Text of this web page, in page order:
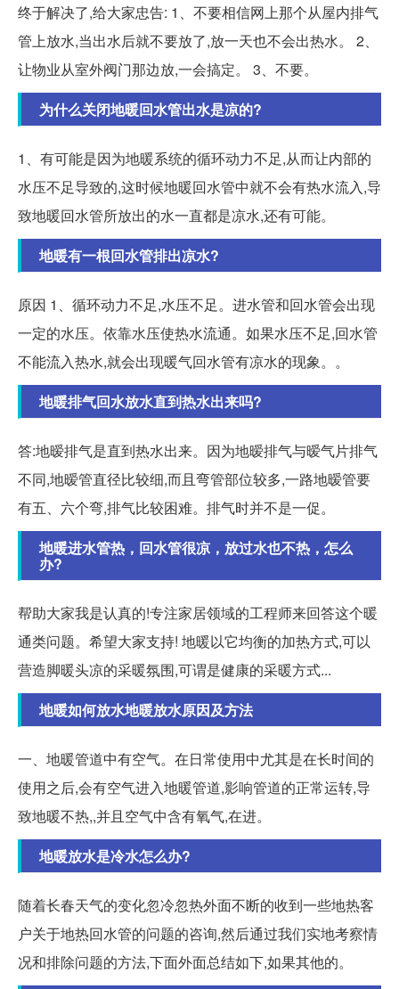
终于解决了,给大家忠告: 1、不要相信网上那个从屋内排气
管上放水,当出水后就不要放了,放一天也不会出热水。 2、
让物业从室外阀门那边放,一会搞定。 3、不要。
为什么关闭地暖回水管出水是凉的?
1、有可能是因为地暖系统的循环动力不足,从而让内部的
水压不足导致的,这时候地暖回水管中就不会有热水流入,导
致地暖回水管所放出的水一直都是凉水,还有可能。
地暖有一根回水管排出凉水?
原因 1、循环动力不足,水压不足。进水管和回水管会出现
一定的水压。依靠水压使热水流通。如果水压不足,回水管
不能流入热水,就会出现暖气回水管有凉水的现象。。
地暖排气回水放水直到热水出来吗?
答:地暧排气是直到热水出来。因为地暧排气与暧气片排气
不同,地暧管直径比较细,而且弯管部位较多,一路地暧管要
有五、六个弯,排气比较困难。排气时并不是一促。
地暖进水管热，回水管很凉，放过水也不热，怎么
办?
帮助大家我是认真的!专注家居领域的工程师来回答这个暖
通类问题。希望大家支持! 地暖以它均衡的加热方式,可以
营造脚暖头凉的采暖氛围,可谓是健康的采暖方式...
地暖如何放水地暖放水原因及方法
一、地暖管道中有空气。在日常使用中尤其是在长时间的
使用之后,会有空气进入地暖管道,影响管道的正常运转,导
致地暖不热,,并且空气中含有氧气,在进。
地暖放水是冷水怎么办?
随着长春天气的变化忽冷忽热外面不断的收到一些地热客
户关于地热回水管的问题的咨询,然后通过我们实地考察情
况和排除问题的方法,下面外面总结如下,如果其他的。